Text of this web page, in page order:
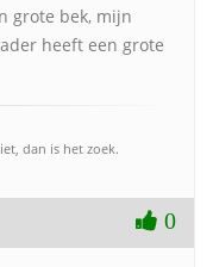
grote bek, mijn
heeft een grote
dan is het zoek.
0